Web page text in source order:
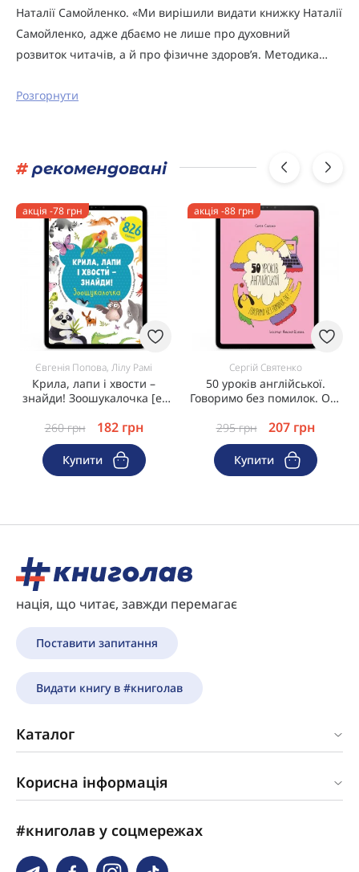
Наталії Самойленко. «Ми вирішили видати книжку Наталії
Самойленко, адже дбаємо не лише про духовний
розвиток читачів, а й про фізичне здоров’я. Методика…
Розгорнути
#рекомендовані
акція -78 грн
Євгенія Попова, Лілу Рамі
Крила, лапи і хвости –
знайди! Зоошукалочка [e-
260грн 182 грн
Купити
акція -88 грн
Сергій Святенко
50 уроків англійської.
Говоримо без помилок. Ок?
295грн 207 грн
Купити
нація, що читає, завжди перемагає
Поставити запитання
Видати книгу в #книголав
Каталог
Корисна інформація
#книголав у соцмережах